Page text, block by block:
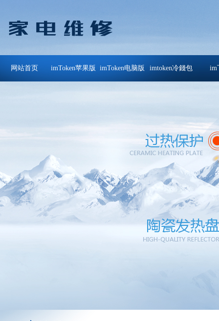
网站首页 imToken苹果版 imToken电脑版 imtoken冷錢包 im